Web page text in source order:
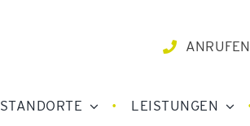
ANRUFEN
STANDORTE LEISTUNGEN